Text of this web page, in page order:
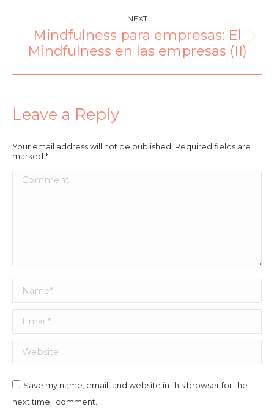
NEXT
Mindfulness para empresas: El
Mindfulness en las empresas (II)
Leave a Reply
Your email address will not be published. Required fields are
marked *
Comment
Name *
Email *
Website
Save my name, email, and website in this browser for the
next time I comment.